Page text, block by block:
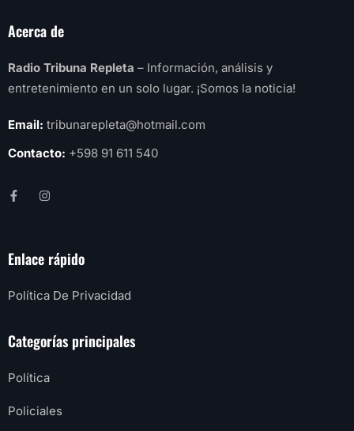
Acerca de
Radio Tribuna Repleta – Información, análisis y
entretenimiento en un solo lugar. ¡Somos la noticia!
Email: tribunarepleta@hotmail.com
Contacto: +598 91 611 540
Enlace rápido
Política De Privacidad
Categorías principales
Política
Policiales